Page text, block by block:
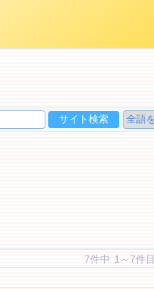
7件中 1～7件目